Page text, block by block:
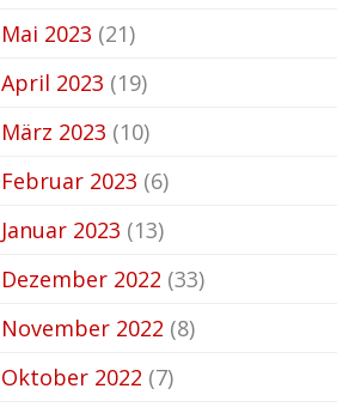
Mai 2023 (21)
April 2023 (19)
März 2023 (10)
Februar 2023 (6)
Januar 2023 (13)
Dezember 2022 (33)
November 2022 (8)
Oktober 2022 (7)